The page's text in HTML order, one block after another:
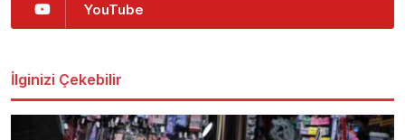
YouTube
İlginizi Çekebilir